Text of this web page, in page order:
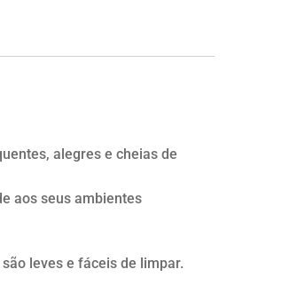
alegres e cheias de
aos seus ambientes
leves e fáceis de limpar.